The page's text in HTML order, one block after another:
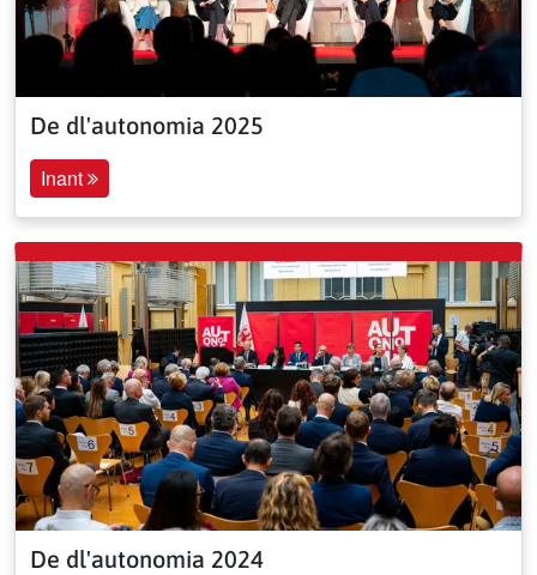
De dl'autonomia 2025
Inant
De dl'autonomia 2024